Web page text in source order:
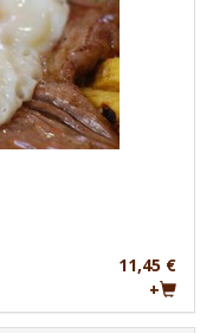
11,45 €
+